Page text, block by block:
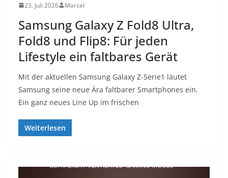
23. Juli 2026 Marcel
Samsung Galaxy Z Fold8 Ultra,
Fold8 und Flip8: Für jeden
Lifestyle ein faltbares Gerät
Mit der aktuellen Samsung Galaxy Z-Serie1 läutet
Samsung seine neue Ära faltbarer Smartphones ein.
Ein ganz neues Line Up im frischen
Weiterlesen